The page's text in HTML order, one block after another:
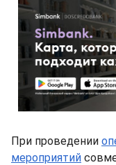
При проведении
мероприятий